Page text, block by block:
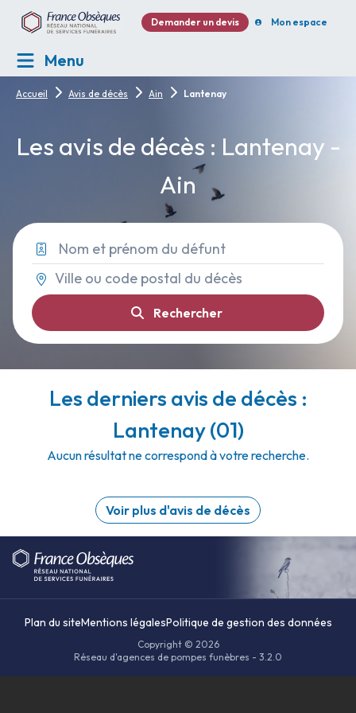
Demander un devis Mon espace
Menu
Accueil Avis de décès Ain Lantenay
Les avis de décès : Lantenay -
Ain
Rechercher
Les derniers avis de décès :
Lantenay (01)
Aucun résultat ne correspond à votre recherche.
Voir plus d'avis de décès
Plan du siteMentions légalesPolitique de gestion des données
Copyright © 2026
Réseau d'agences de pompes funèbres - 3.2.0